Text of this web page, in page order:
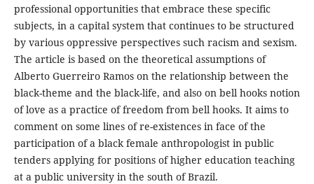
professional opportunities that embrace these specific
subjects, in a capital system that continues to be structured
by various oppressive perspectives such racism and sexism.
The article is based on the theoretical assumptions of
Alberto Guerreiro Ramos on the relationship between the
black-theme and the black-life, and also on bell hooks notion
of love as a practice of freedom from bell hooks. It aims to
comment on some lines of re-existences in face of the
participation of a black female anthropologist in public
tenders applying for positions of higher education teaching
at a public university in the south of Brazil.